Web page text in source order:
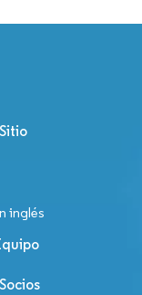
inglés